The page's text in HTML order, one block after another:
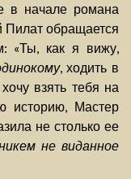
в начале романа
Пилат обращается
«Ты, как я вижу,
, ходить в
взять тебя на
историю, Мастер
не столько ее
не виданное